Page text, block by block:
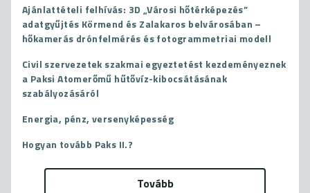
Ajánlattételi felhívás: 3D „Városi hőtérképezés”
adatgyűjtés Körmend és Zalakaros belvárosában –
hőkamerás drónfelmérés és fotogrammetriai modell
Civil szervezetek szakmai egyeztetést kezdeményeznek
a Paksi Atomerőmű hűtővíz-kibocsátásának
szabályozásáról
Energia, pénz, versenyképesség
Hogyan tovább Paks II.?
Tovább